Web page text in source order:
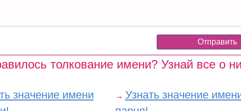
толкование имени? Узнай все о
значение имени
→ Узнать значение